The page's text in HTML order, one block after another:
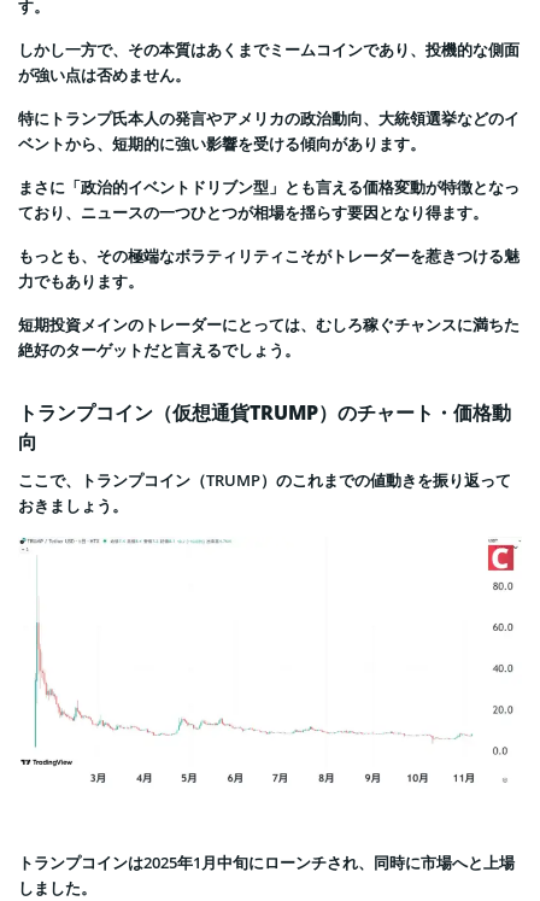
す。
しかし一方で、その本質はあくまでミームコインであり、投機的な側面
が強い点は否めません。
特にトランプ氏本人の発言やアメリカの政治動向、大統領選挙などのイ
ベントから、短期的に強い影響を受ける傾向があります。
まさに「政治的イベントドリブン型」とも言える価格変動が特徴となっ
ており、ニュースの一つひとつが相場を揺らす要因となり得ます。
もっとも、その極端なボラティリティこそがトレーダーを惹きつける魅
力でもあります。
短期投資メインのトレーダーにとっては、むしろ稼ぐチャンスに満ちた
絶好のターゲットだと言えるでしょう。
トランプコイン（仮想通貨TRUMP）のチャート・価格動
向
ここで、トランプコイン（TRUMP）のこれまでの値動きを振り返って
おきましょう。
トランプコインは2025年1月中旬にローンチされ、同時に市場へと上場
しました。